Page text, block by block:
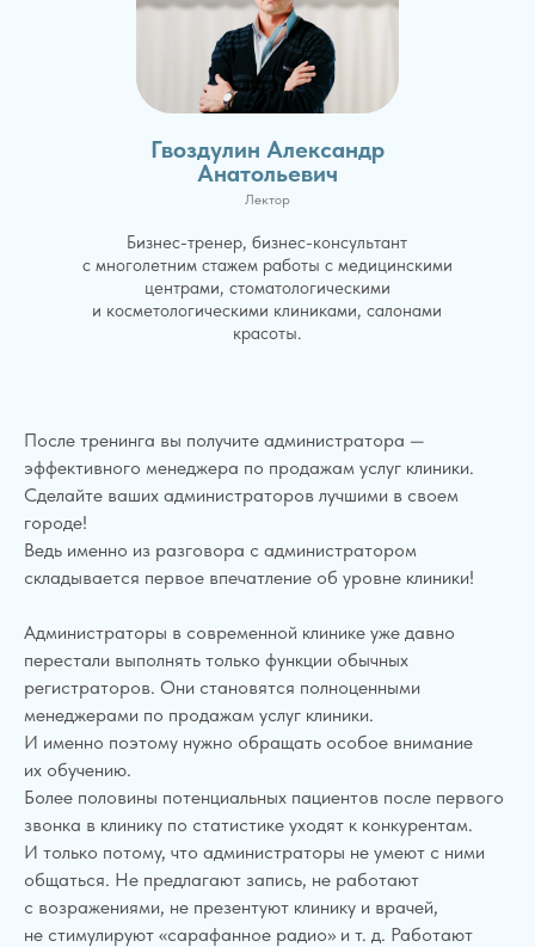
Гвоздулин Александр
Анатольевич
Лектор
Бизнес-тренер, бизнес-консультант
с многолетним стажем работы с медицинскими
центрами, стоматологическими
и косметологическими клиниками, салонами
красоты.
После тренинга вы получите администратора —
эффективного менеджера по продажам услуг клиники.
Сделайте ваших администраторов лучшими в своем
городе!
Ведь именно из разговора с администратором
складывается первое впечатление об уровне клиники!
Администраторы в современной клинике уже давно
перестали выполнять только функции обычных
регистраторов. Они становятся полноценными
менеджерами по продажам услуг клиники.
И именно поэтому нужно обращать особое внимание
их обучению.
Более половины потенциальных пациентов после первого
звонка в клинику по статистике уходят к конкурентам.
И только потому, что администраторы не умеют с ними
общаться. Не предлагают запись, не работают
с возражениями, не презентуют клинику и врачей,
не стимулируют «сарафанное радио» и т. д. Работают